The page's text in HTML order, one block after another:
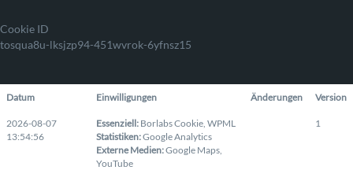
Cookie ID
tosqua8u-lksjzp94-451wvrok-6yfnsz15
Datum Einwilligungen Änderungen Version
2026-08-07
13:54:56
Essenziell: Borlabs Cookie WPML
Statistiken:Google Analytics
Externe Medien:Google Maps
YouTube
1